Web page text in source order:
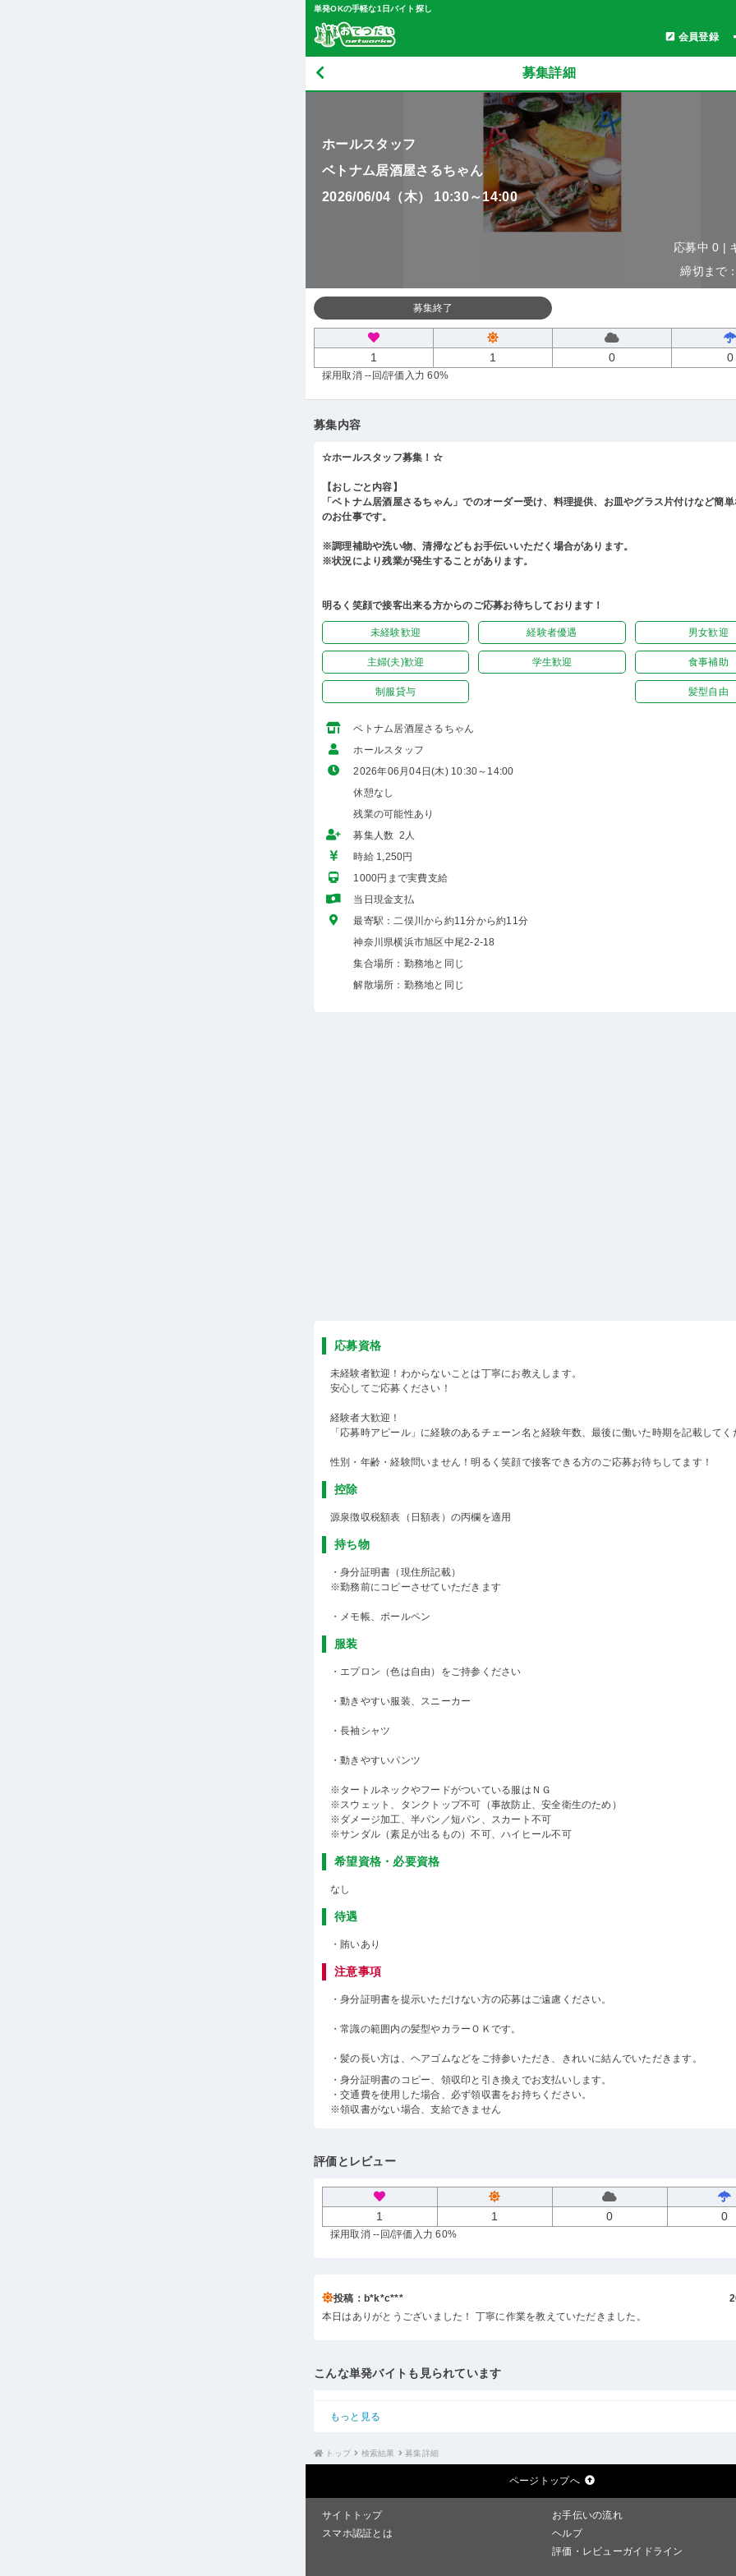
単発OKの手軽な1日バイト探し
会員登録
募集詳細
ホールスタッフ
ベトナム居酒屋さるちゃん
2026/06/04（木） 10:30～14:00
応募中 0 |
締切まで
募集終了
1 1 0 0
採用取消 --回/評価入力 60%
募集内容
☆ホールスタッフ募集！☆
【おしごと内容】
「ベトナム居酒屋さるちゃん」でのオーダー受け、料理提供、お皿やグラス片付けなど簡
のお仕事です。
※調理補助や洗い物、清掃などもお手伝いいただく場合があります。
※状況により残業が発生することがあります。
明るく笑顔で接客出来る方からのご応募お待ちしております！
未経験歓迎 経験者優遇 男女歓迎
主婦(夫)歓迎 学生歓迎 食事補助
制服貸与 髪型自由
ベトナム居酒屋さるちゃん
ホールスタッフ
2026年06月04日(木) 10:30～14:00
休憩なし
残業の可能性あり
募集人数 2人
時給 1,250円
1000円まで実費支給
当日現金支払
最寄駅：二俣川から約11分から約11分
神奈川県横浜市旭区中尾2-2-18
集合場所：勤務地と同じ
解散場所：勤務地と同じ
応募資格
未経験者歓迎！わからないことは丁寧にお教えします。
安心してご応募ください！
経験者大歓迎！
「応募時アピール」に経験のあるチェーン名と経験年数、最後に働いた時期を記載してく
性別・年齢・経験問いません！明るく笑顔で接客できる方のご応募お待ちしてます！
控除
源泉徴収税額表（日額表）の丙欄を適用
持ち物
・身分証明書（現住所記載）
※勤務前にコピーさせていただきます
・メモ帳、ボールペン
服装
・エプロン（色は自由）をご持参ください
・動きやすい服装、スニーカー
・長袖シャツ
・動きやすいパンツ
※タートルネックやフードがついている服はＮＧ
※スウェット、タンクトップ不可（事故防止、安全衛生のため）
※ダメージ加工、半パン／短パン、スカート不可
※サンダル（素足が出るもの）不可、ハイヒール不可
希望資格・必要資格
なし
待遇
・賄いあり
注意事項
・身分証明書を提示いただけない方の応募はご遠慮ください。
・常識の範囲内の髪型やカラーＯＫです。
・髪の長い方は、ヘアゴムなどをご持参いただき、きれいに結んでいただきます。
・身分証明書のコピー、領収印と引き換えでお支払いします。
・交通費を使用した場合、必ず領収書をお持ちください。
※領収書がない場合、支給できません
評価とレビュー
1 1 0 0
採用取消 --回/評価入力 60%
投稿：b*k*c***
本日はありがとうございました！ 丁寧に作業を教えていただきました。
こんな単発バイトも見られています
もっと見る
トップ 検索結果 募集詳細
ページトップへ
サイトトップ
お手伝いの流れ
スマホ認証とは
ヘルプ
評価・レビューガイドライン